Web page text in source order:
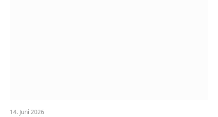
14. Juni 2026